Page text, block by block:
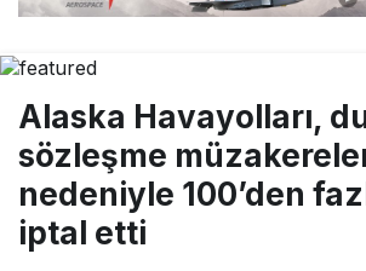
Alaska Havayolları,
sözleşme
nedeniyle 100’den
iptal etti